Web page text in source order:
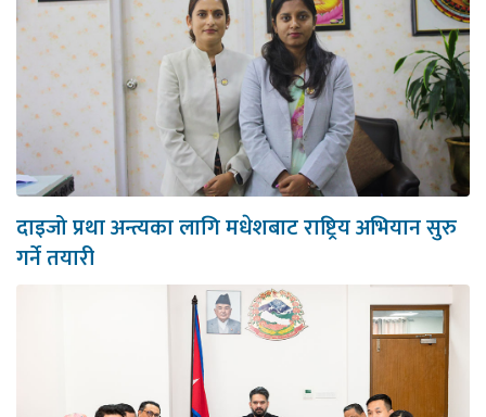
दाइजो प्रथा अन्त्यका लागि मधेशबाट राष्ट्रिय अभियान सुरु
गर्ने तयारी